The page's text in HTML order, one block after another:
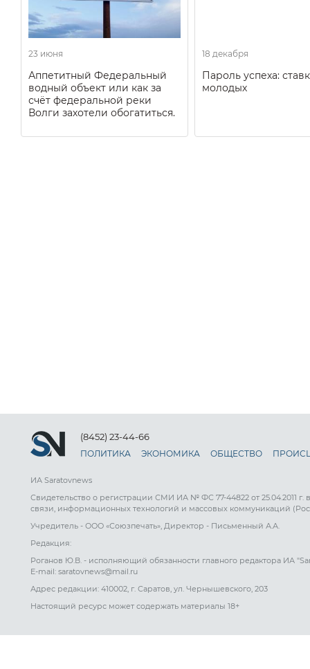
23 июня
Аппетитный Федеральный
водный объект или как за
счёт федеральной реки
Волги захотели обогатиться.
18 декабря
Пароль успеха:
молодых
(8452) 23-44-66
ПОЛИТИКА ЭКОНОМИКА ОБЩЕСТВО
ИА Saratovnews
Свидетельство о регистрации СМИ ИА № ФС 77-44822 от 25.04.2011
связи, информационных технологий и массовых коммуникаций
Учредитель - ООО «Союзпечать», Директор - Письменный А.А.
Редакция:
Роганов Ю.В. - исполняющий обязанности главного редактора ИА
E-mail: saratovnews@mail.ru
Адрес редакции: 410002, г. Саратов, ул. Чернышевского, 203
Настоящий ресурс может содержать материалы 18+